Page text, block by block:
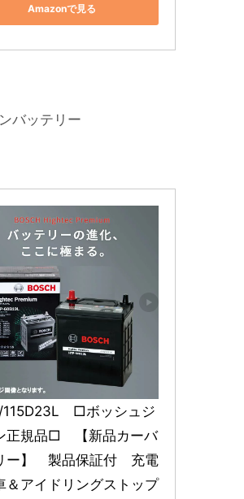
Amazonで見る
バッテリー
　□ボッシュジ
正規品□　【新品カーバ
ー】　製品保証付　充電
＆アイドリングストップ